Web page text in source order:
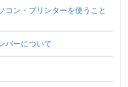
ン・プリンターを使うこと
バーについて